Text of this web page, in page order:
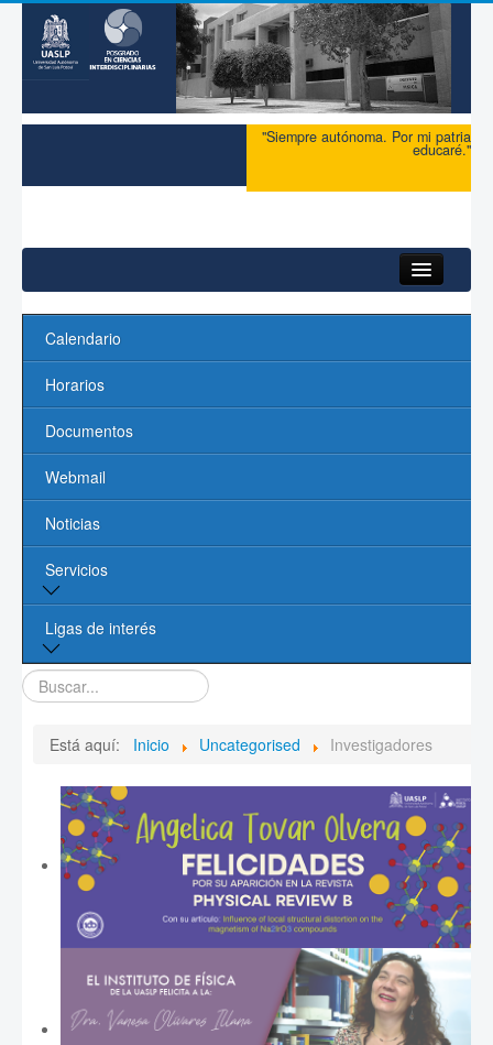
"Siempre autónoma. Por mi patria
educaré."
Acerca del PCI
Maestría
Doctorado
Profesores
Líneas de Investigación
Contacto
Calendario
Horarios
Documentos
Webmail
Noticias
Servicios
Biblioteca
Cómputo
Ligas de interés
Página de la UASLP
Sociedad Mexicana de Física
PROMEP
Buscar...
Está aquí: Inicio Uncategorised Investigadores